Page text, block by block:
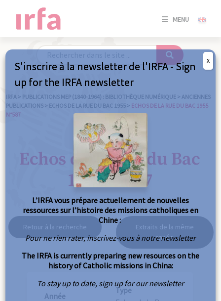
MENU
SE
/
IRFA > PUBLICATIONS MEP (1840-1964) : BIBLIOTHÈQUE NUMÉRIQUE > ANCIENNES
PUBLICATIONS > ECHOS DE LA RUE DU BAC 1955 > ECHOS DE LA RUE DU BAC 1955
N°587
Echos de la Rue du Bac
1955 n°587
Retour à la recherche
Extraits de la même
année
Année
Type
S'inscrire à la newsletter de l'IRFA - Sign
up for the IRFA newsletter
L’IRFA vous prépare actuellement de nouvelles
ressources sur l’histoire des missions catholiques en
Chine :
Pour ne rien rater, inscrivez-vous à notre newsletter
The IRFA is currently preparing new resources on the
history of Catholic missions in China:
To stay up to date, sign up for our newsletter
X